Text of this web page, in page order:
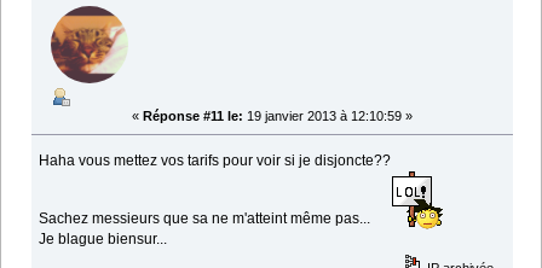
« Réponse #11 le: 19 janvier 2013 à 12:10:59 »
Haha vous mettez vos tarifs pour voir si je disjoncte??
Sachez messieurs que sa ne m'atteint même pas...
Je blague biensur...